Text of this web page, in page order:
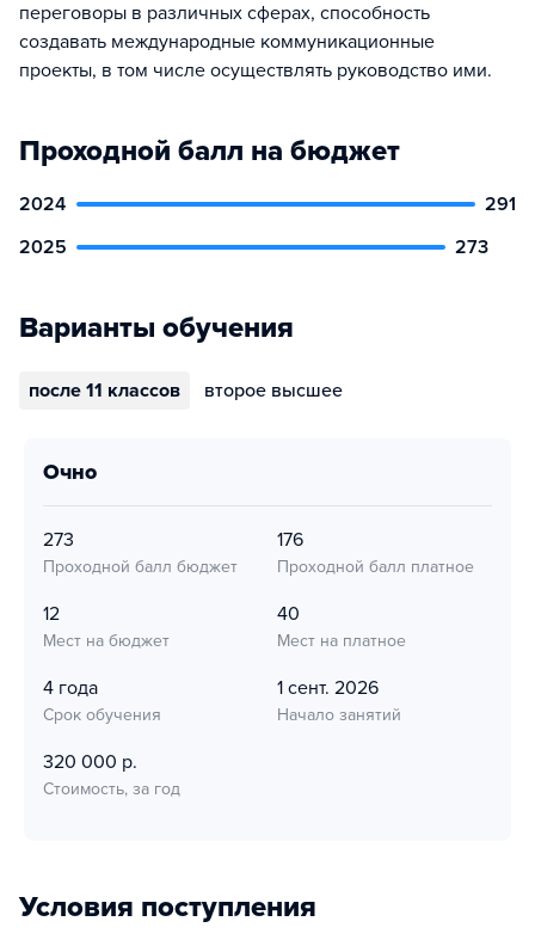
переговоры в различных сферах, способность
создавать международные коммуникационные
проекты, в том числе осуществлять руководство ими.
Проходной балл на бюджет
2024
291
2025
273
Варианты обучения
после 11 классов второе высшее
очно
273
Проходной балл бюджет
176
Проходной балл платное
12
Мест на бюджет
40
Мест на платное
4 года
Срок обучения
1 сент. 2026
Начало занятий
320 000 р.
Стоимость, за год
Условия поступления